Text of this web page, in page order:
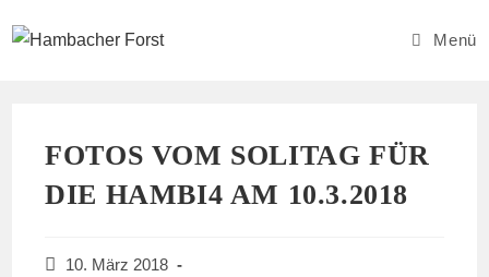
Inhalt
Menü
FOTOS VOM SOLITAG FÜR
DIE HAMBI4 AM 10.3.2018
Beitrag
10. März 2018